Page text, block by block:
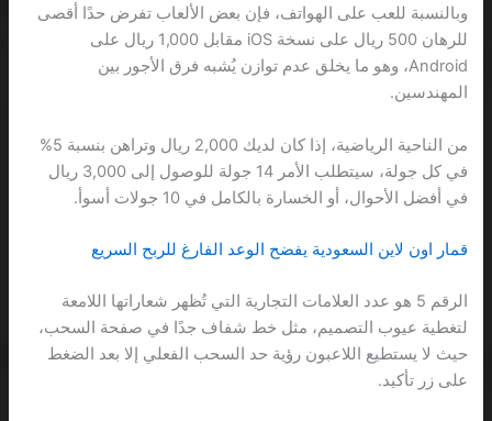
وبالنسبة للعب على الهواتف، فإن بعض الألعاب تفرض حدًا أقصى
للرهان 500 ريال على نسخة iOS مقابل 1,000 ريال على
Android، وهو ما يخلق عدم توازن يُشبه فرق الأجور بين
المهندسين.
من الناحية الرياضية، إذا كان لديك 2,000 ريال وتراهن بنسبة 5%
في كل جولة، سيتطلب الأمر 14 جولة للوصول إلى 3,000 ريال
في أفضل الأحوال، أو الخسارة بالكامل في 10 جولات أسوأ.
قمار اون لاين السعودية يفضح الوعد الفارغ للربح السريع
الرقم 5 هو عدد العلامات التجارية التي تُظهر شعاراتها اللامعة
لتغطية عيوب التصميم، مثل خط شفاف جدًا في صفحة السحب،
حيث لا يستطيع اللاعبون رؤية حد السحب الفعلي إلا بعد الضغط
على زر تأكيد.